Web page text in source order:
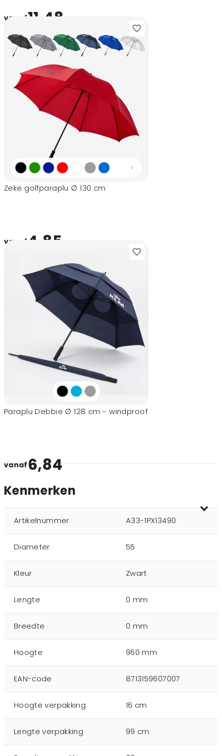
vanaf11,48
Zeke golfparaplu ∅ 130 cm
vanaf 4,85
Paraplu Debbie ∅ 128 cm - windproof
vanaf 6,84
Kenmerken
Artikelnummer A33-1PX13490
Diameter 55
Kleur Zwart
Lengte 0 mm
Breedte 0 mm
Hoogte 960 mm
EAN-code 8713159607007
Hoogte verpakking 16 cm
Lengte verpakking 99 cm